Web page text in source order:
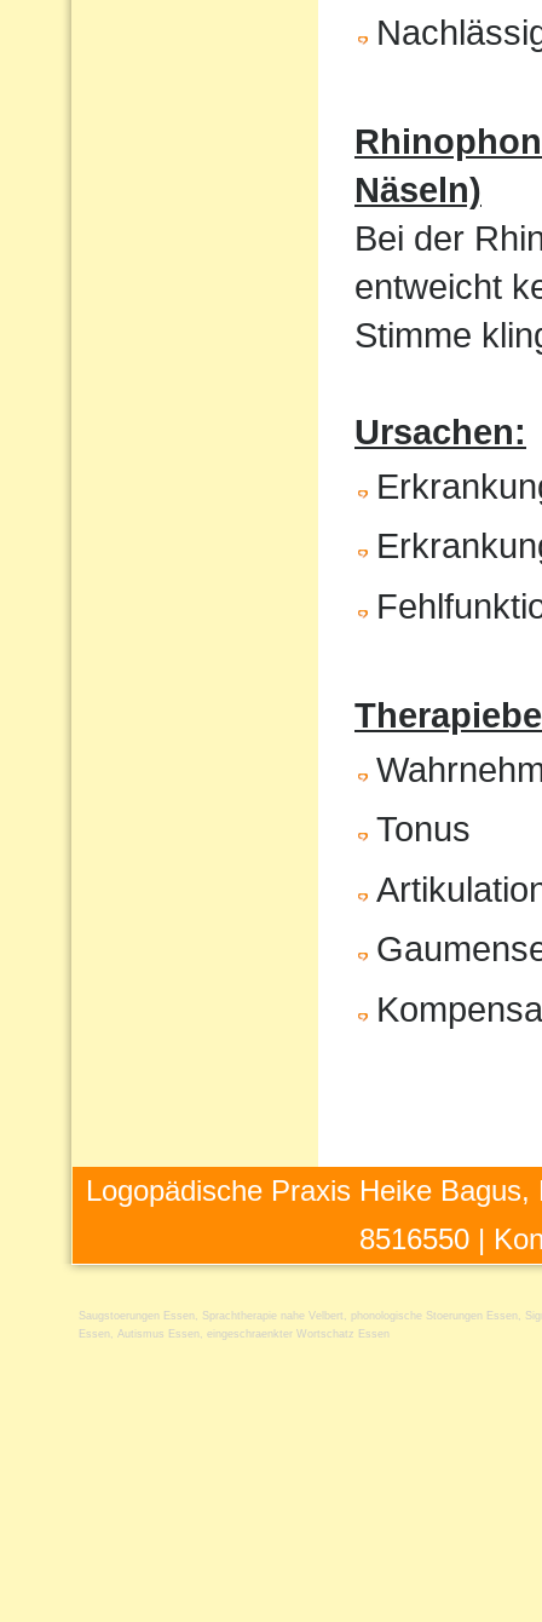
Näseln)
Bei der
entweicht
Stimme
Ursachen:
Tonus
Logopädische Praxis Heike
8516550 |
Saugstoerungen Essen Sprachtherapie nahe Velbert phonologische Stoerungen Essen
Essen
Autismus Essen eingeschraenkter Wortschatz Essen